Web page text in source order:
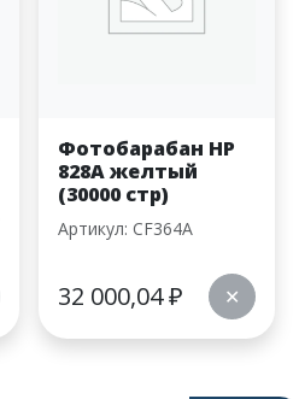
Фотобарабан HP
828A желтый
(30000 стр)
Артикул: CF364A
32 000,04₽ ✕